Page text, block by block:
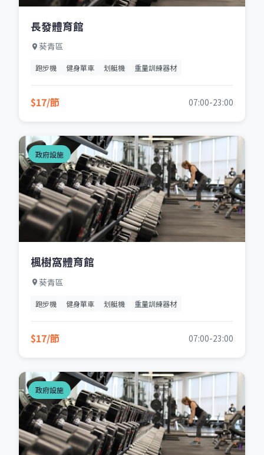
長發體育館
葵青區
跑步機 健身單車 划艇機 重量訓練器材
$17/節 07:00-23:00
政府設施
楓樹窩體育館
葵青區
跑步機 健身單車 划艇機 重量訓練器材
$17/節 07:00-23:00
政府設施